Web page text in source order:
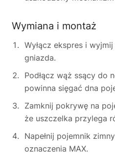
Wymiana i montaż
Wyłącz ekspres i
gniazda.
Podłącz wąż ssący do
powinna sięgać dna
Zamknij pokrywę na
że uszczelka przylega
Napełnij pojemnik
oznaczenia MAX.